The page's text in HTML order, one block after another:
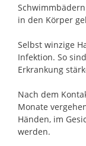
in den Körper
Selbst winzige
Infektion. So
Erkrankung
Nach dem
Monate
Händen, im
werden.